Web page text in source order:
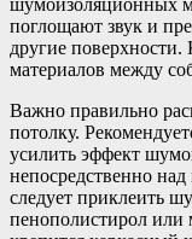
поглощают звук и
другие поверхности.
материалов между
Важно правильно
потолку.
усилить эффект
непосредственно
следует приклеить
пенополистирол или